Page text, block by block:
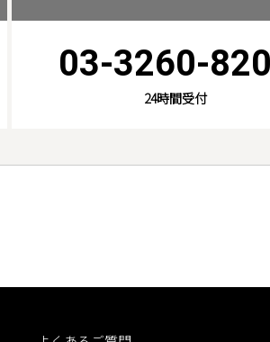
03-3260-
24時間受付